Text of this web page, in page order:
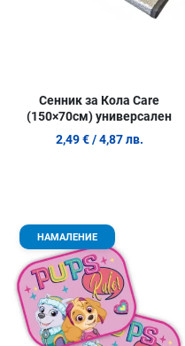
Сенник за Кола Care
(150×70см) универсален
2,49 € / 4,87 лв.
НАМАЛЕНИЕ